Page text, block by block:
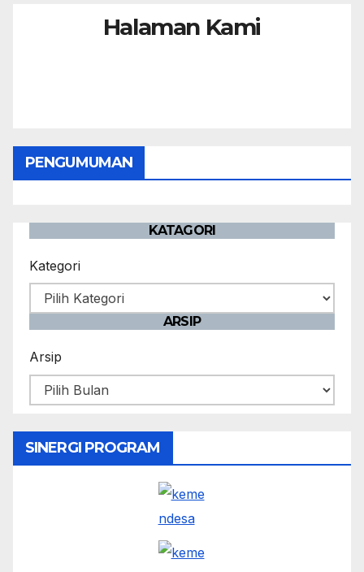
Halaman Kami
PENGUMUMAN
KATAGORI
Kategori
ARSIP
Arsip
SINERGI PROGRAM